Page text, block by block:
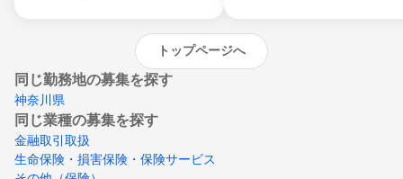
トップページへ
同じ勤務地の募集を探す
神奈川県
同じ業種の募集を探す
金融取引取扱
生命保険・損害保険・保険サービス